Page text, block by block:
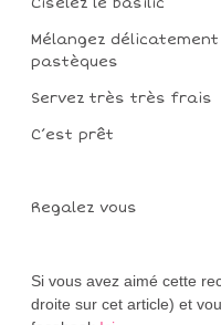
Mélangez
pastèques
Servez très très frais
C’est prêt
Regalez vous
Si vous avez aimé cette
droite sur cet article) et